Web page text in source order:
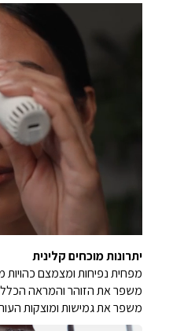
יתרונות מוכחים קלינית
מפחית נפיחות ומצמצם כהויות
משפר את הזוהר והמראה
משפר את גמישות ומוצקות העור